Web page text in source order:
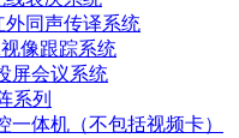
外同声传译系统
像跟踪系统
屏会议系统
系列
一体机（不包括视频卡）